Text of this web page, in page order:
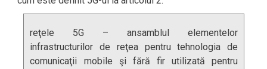
reţele 5G – ansamblul elementelor
infrastructurilor de reţea pentru tehnologia de
comunicaţii mobile şi fără fir utilizată pentru